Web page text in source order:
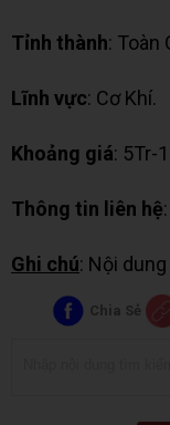
Tỉnh thành: Toàn
Lĩnh vực: Cơ Khí.
Khoảng giá: 5Tr-
Thông tin liên hệ
Ghi chú: Nội
Chia Sẻ